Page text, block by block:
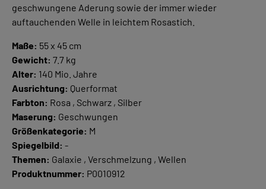
geschwungene Aderung sowie der immer wieder
auftauchenden Welle in leichtem Rosastich.
Maße: 55 x 45 cm
Gewicht: 7.7 kg
Alter: 140 Mio. Jahre
Ausrichtung: Querformat
Farbton: Rosa , Schwarz , Silber
Maserung: Geschwungen
Größenkategorie: M
Spiegelbild: -
Themen: Galaxie , Verschmelzung , Wellen
Produktnummer: P0010912